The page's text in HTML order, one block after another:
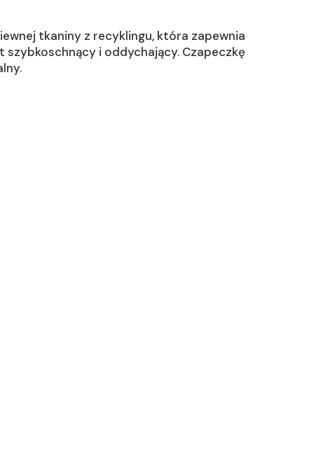
tkaniny z recyklingu, która zapewnia
szybkoschnący i oddychający. Czapeczkę